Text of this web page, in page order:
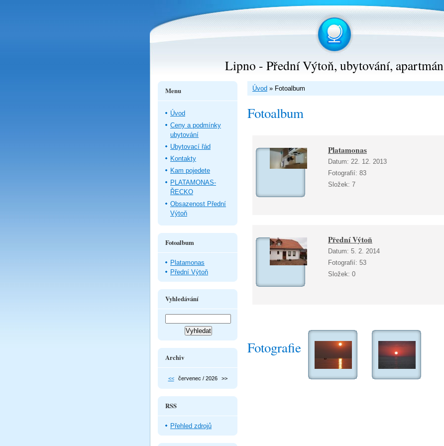
Lipno - Přední Výtoň, ubytování, apartmán
Úvod » Fotoalbum
Fotoalbum
Platamonas
Datum: 22. 12. 2013
Fotografií: 83
Složek: 7
Přední Výtoň
Datum: 5. 2. 2014
Fotografií: 53
Složek: 0
Fotografie
Menu
Úvod
Ceny a podmínky
ubytování
Ubytovací řád
Kontakty
Kam pojedete
PLATAMONAS-
ŘECKO
Obsazenost Přední
Výtoň
Fotoalbum
Platamonas
Přední Výtoň
Vyhledávání
Archiv
<< červenec / 2026 >>
RSS
Přehled zdrojů